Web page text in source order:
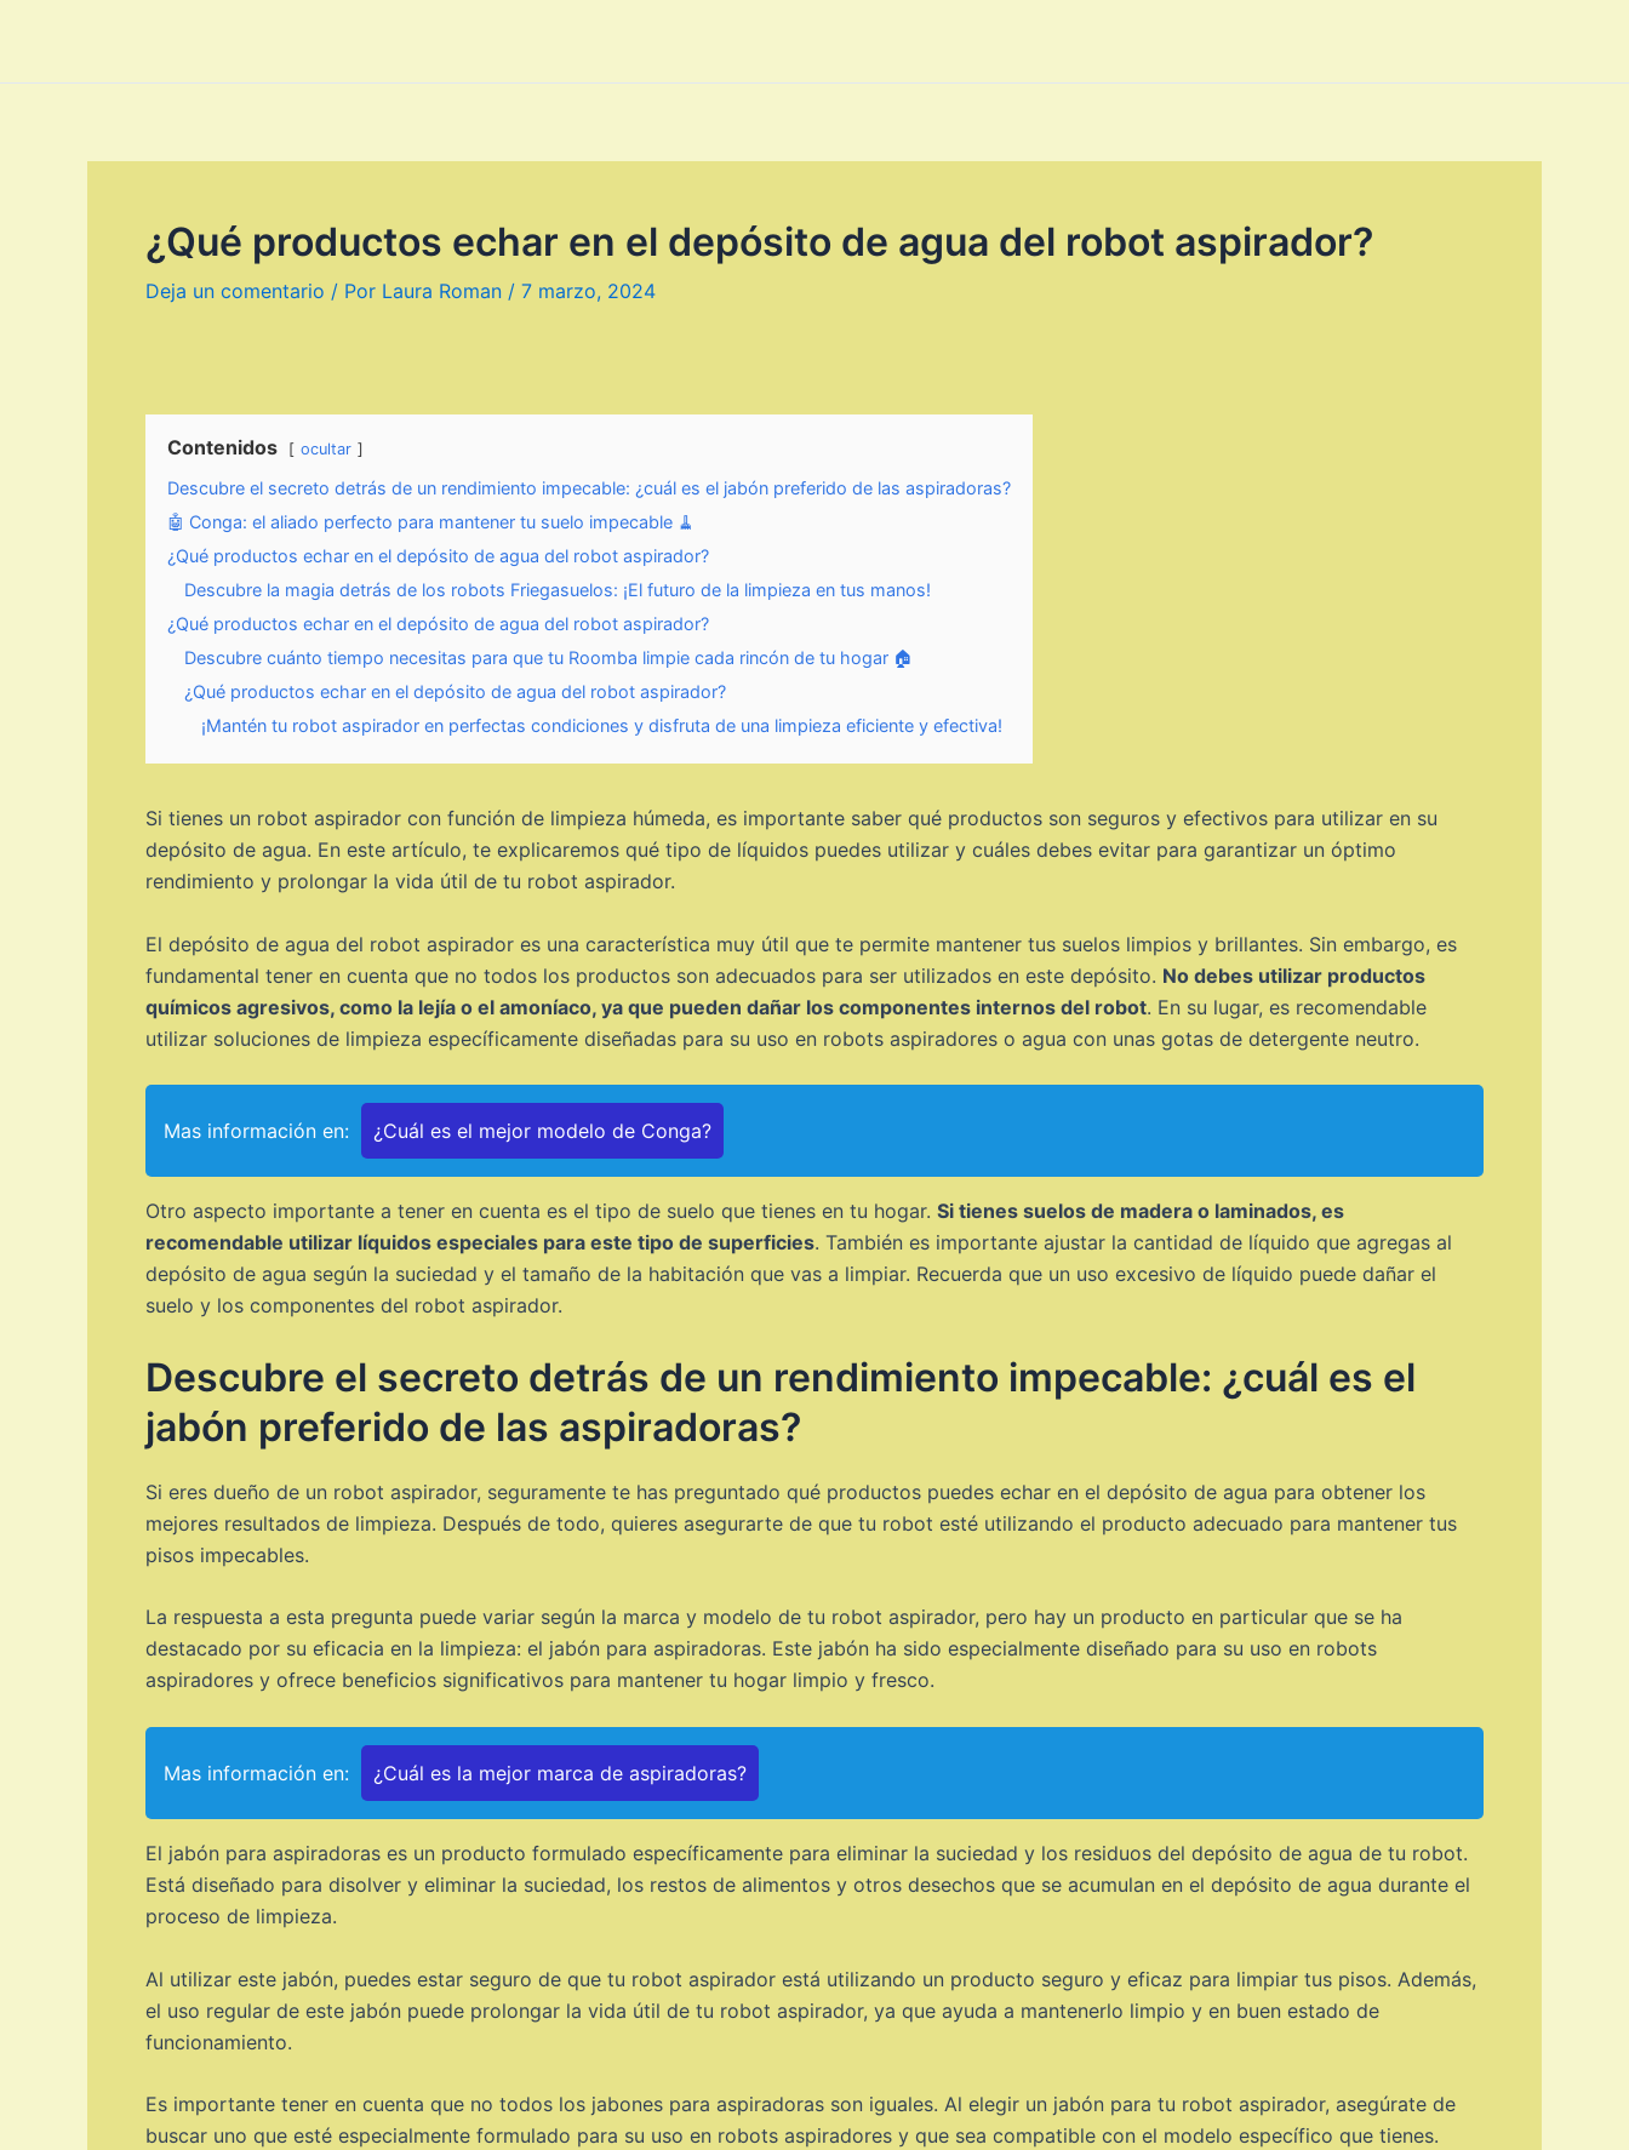
¿Qué productos echar en el depósito de agua del robot aspirador?
Deja un comentario / Por Laura Roman / 7 marzo, 2024
Contenidos ocultar
Descubre el secreto detrás de un rendimiento impecable: ¿cuál es el jabón preferido de las aspiradoras?
🤖 Conga: el aliado perfecto para mantener tu suelo impecable 🧹
¿Qué productos echar en el depósito de agua del robot aspirador?
Descubre la magia detrás de los robots Friegasuelos: ¡El futuro de la limpieza en tus manos!
¿Qué productos echar en el depósito de agua del robot aspirador?
Descubre cuánto tiempo necesitas para que tu Roomba limpie cada rincón de tu hogar 🏠
¿Qué productos echar en el depósito de agua del robot aspirador?
¡Mantén tu robot aspirador en perfectas condiciones y disfruta de una limpieza eficiente y efectiva!
Si tienes un robot aspirador con función de limpieza húmeda, es importante saber qué productos son seguros y efectivos para utilizar en su
depósito de agua. En este artículo, te explicaremos qué tipo de líquidos puedes utilizar y cuáles debes evitar para garantizar un óptimo
rendimiento y prolongar la vida útil de tu robot aspirador.
El depósito de agua del robot aspirador es una característica muy útil que te permite mantener tus suelos limpios y brillantes. Sin embargo, es
fundamental tener en cuenta que no todos los productos son adecuados para ser utilizados en este depósito. No debes utilizar productos
químicos agresivos, como la lejía o el amoníaco, ya que pueden dañar los componentes internos del robot. En su lugar, es recomendable
utilizar soluciones de limpieza específicamente diseñadas para su uso en robots aspiradores o agua con unas gotas de detergente neutro.
Mas información en: ¿Cuál es el mejor modelo de Conga?
Otro aspecto importante a tener en cuenta es el tipo de suelo que tienes en tu hogar. Si tienes suelos de madera o laminados, es
recomendable utilizar líquidos especiales para este tipo de superficies. También es importante ajustar la cantidad de líquido que agregas al
depósito de agua según la suciedad y el tamaño de la habitación que vas a limpiar. Recuerda que un uso excesivo de líquido puede dañar el
suelo y los componentes del robot aspirador.
Descubre el secreto detrás de un rendimiento impecable: ¿cuál es el
jabón preferido de las aspiradoras?
Si eres dueño de un robot aspirador, seguramente te has preguntado qué productos puedes echar en el depósito de agua para obtener los
mejores resultados de limpieza. Después de todo, quieres asegurarte de que tu robot esté utilizando el producto adecuado para mantener tus
pisos impecables.
La respuesta a esta pregunta puede variar según la marca y modelo de tu robot aspirador, pero hay un producto en particular que se ha
destacado por su eficacia en la limpieza: el jabón para aspiradoras. Este jabón ha sido especialmente diseñado para su uso en robots
aspiradores y ofrece beneficios significativos para mantener tu hogar limpio y fresco.
Mas información en: ¿Cuál es la mejor marca de aspiradoras?
El jabón para aspiradoras es un producto formulado específicamente para eliminar la suciedad y los residuos del depósito de agua de tu robot.
Está diseñado para disolver y eliminar la suciedad, los restos de alimentos y otros desechos que se acumulan en el depósito de agua durante el
proceso de limpieza.
Al utilizar este jabón, puedes estar seguro de que tu robot aspirador está utilizando un producto seguro y eficaz para limpiar tus pisos. Además,
el uso regular de este jabón puede prolongar la vida útil de tu robot aspirador, ya que ayuda a mantenerlo limpio y en buen estado de
funcionamiento.
Es importante tener en cuenta que no todos los jabones para aspiradoras son iguales. Al elegir un jabón para tu robot aspirador, asegúrate de
buscar uno que esté especialmente formulado para su uso en robots aspiradores y que sea compatible con el modelo específico que tienes.